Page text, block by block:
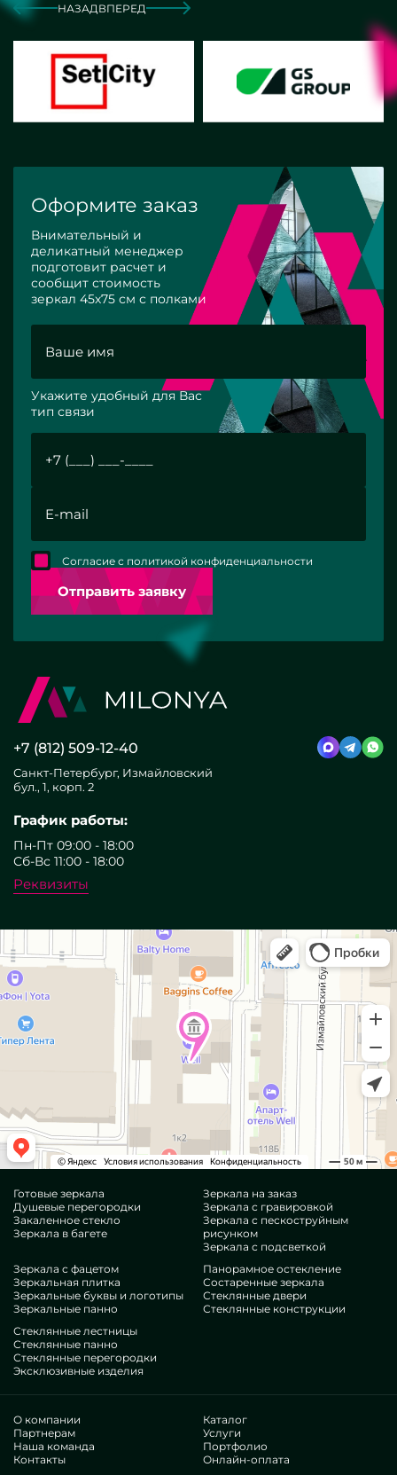
НАЗАД ВПЕРЕД
Оформите заказ
Внимательный и
деликатный менеджер
подготовит расчет и
сообщит стоимость
зеркал 45х75 см с полками
Укажите удобный для Вас
тип связи
Отправить заявку
Согласие с политикой конфиденциальности
+7 (812) 509-12-40
Санкт-Петербург, Измайловский
бул., 1, корп. 2
График работы:
Пн-Пт 09:00 - 18:00
Сб-Вс 11:00 - 18:00
Реквизиты
Готовые зеркала
Душевые перегородки
Закаленное стекло
Зеркала в багете
Зеркала на заказ
Зеркала с гравировкой
Зеркала с пескоструйным
рисунком
Зеркала с подсветкой
Зеркала с фацетом
Зеркальная плитка
Зеркальные буквы и логотипы
Зеркальные панно
Панорамное остекление
Состаренные зеркала
Стеклянные двери
Стеклянные конструкции
Стеклянные лестницы
Стеклянные панно
Стеклянные перегородки
Эксклюзивные изделия
О компании
Партнерам
Наша команда
Контакты
Каталог
Услуги
Портфолио
Онлайн-оплата